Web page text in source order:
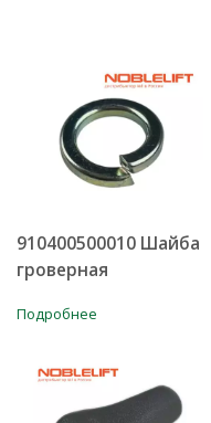
910400500010 Шайба
гроверная
Подробнее